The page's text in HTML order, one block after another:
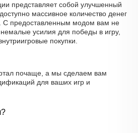
представляет собой улучшенный
массивное количество денег
С предоставленным модом вам не
усилия для победы в игру,
покупки.
почаще, а мы сделаем вам
для ваших игр и